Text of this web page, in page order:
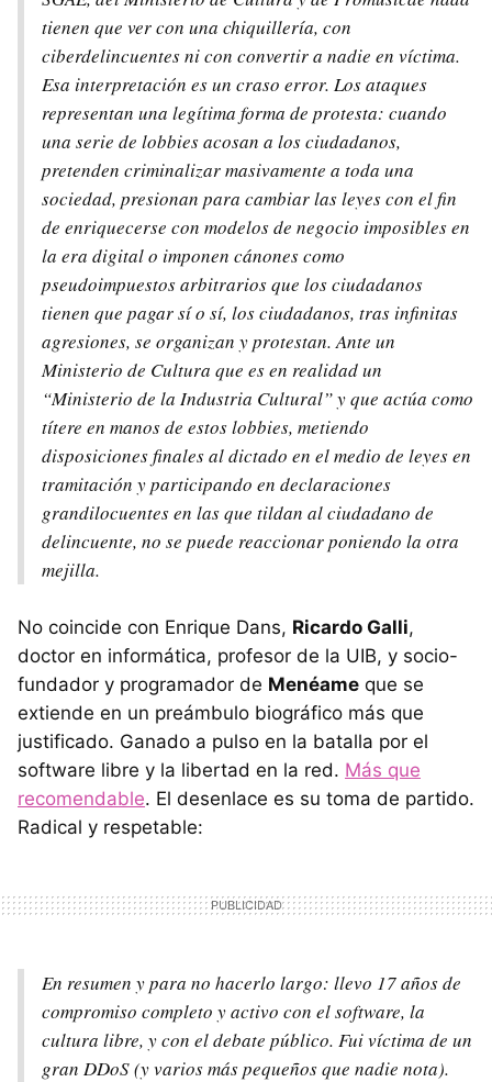
tienen que ver con una chiquillería, con
ciberdelincuentes ni con convertir a nadie en víctima.
Esa interpretación es un craso error. Los ataques
representan una legítima forma de protesta: cuando
una serie de lobbies acosan a los ciudadanos,
pretenden criminalizar masivamente a toda una
sociedad, presionan para cambiar las leyes con el fin
de enriquecerse con modelos de negocio imposibles en
la era digital o imponen cánones como
pseudoimpuestos arbitrarios que los ciudadanos
tienen que pagar sí o sí, los ciudadanos, tras infinitas
agresiones, se organizan y protestan. Ante un
Ministerio de Cultura que es en realidad un
“Ministerio de la Industria Cultural” y que actúa como
títere en manos de estos lobbies, metiendo
disposiciones finales al dictado en el medio de leyes en
tramitación y participando en declaraciones
grandilocuentes en las que tildan al ciudadano de
delincuente, no se puede reaccionar poniendo la otra
mejilla.
No coincide con Enrique Dans, Ricardo Galli,
doctor en informática, profesor de la UIB, y socio-
fundador y programador de Menéame que se
extiende en un preámbulo biográfico más que
justificado. Ganado a pulso en la batalla por el
software libre y la libertad en la red. Más que
recomendable. El desenlace es su toma de partido.
Radical y respetable:
En resumen y para no hacerlo largo: llevo 17 años de
compromiso completo y activo con el software, la
cultura libre, y con el debate público. Fui víctima de un
gran DDoS (y varios más pequeños que nadie nota).